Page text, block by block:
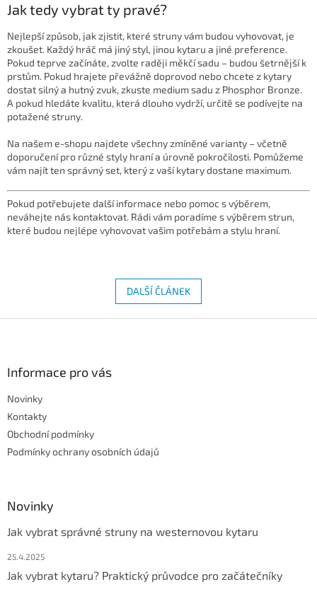
Jak tedy vybrat ty pravé?
Nejlepší způsob, jak zjistit, které struny vám budou vyhovovat, je
zkoušet. Každý hráč má jiný styl, jinou kytaru a jiné preference.
Pokud teprve začínáte, zvolte raději měkčí sadu – budou šetrnější k
prstům. Pokud hrajete převážně doprovod nebo chcete z kytary
dostat silný a hutný zvuk, zkuste medium sadu z Phosphor Bronze.
A pokud hledáte kvalitu, která dlouho vydrží, určitě se podívejte na
potažené struny.
Na našem e-shopu najdete všechny zmíněné varianty – včetně
doporučení pro různé styly hraní a úrovně pokročilosti. Pomůžeme
vám najít ten správný set, který z vaší kytary dostane maximum.
Pokud potřebujete další informace nebo pomoc s výběrem,
neváhejte nás kontaktovat. Rádi vám poradíme s výběrem strun,
které budou nejlépe vyhovovat vašim potřebám a stylu hraní.
DALŠÍ ČLÁNEK
Informace pro vás
Novinky
Kontakty
Obchodní podmínky
Podmínky ochrany osobních údajů
Novinky
Jak vybrat správné struny na westernovou kytaru
25.4.2025
Jak vybrat kytaru? Praktický průvodce pro začátečníky